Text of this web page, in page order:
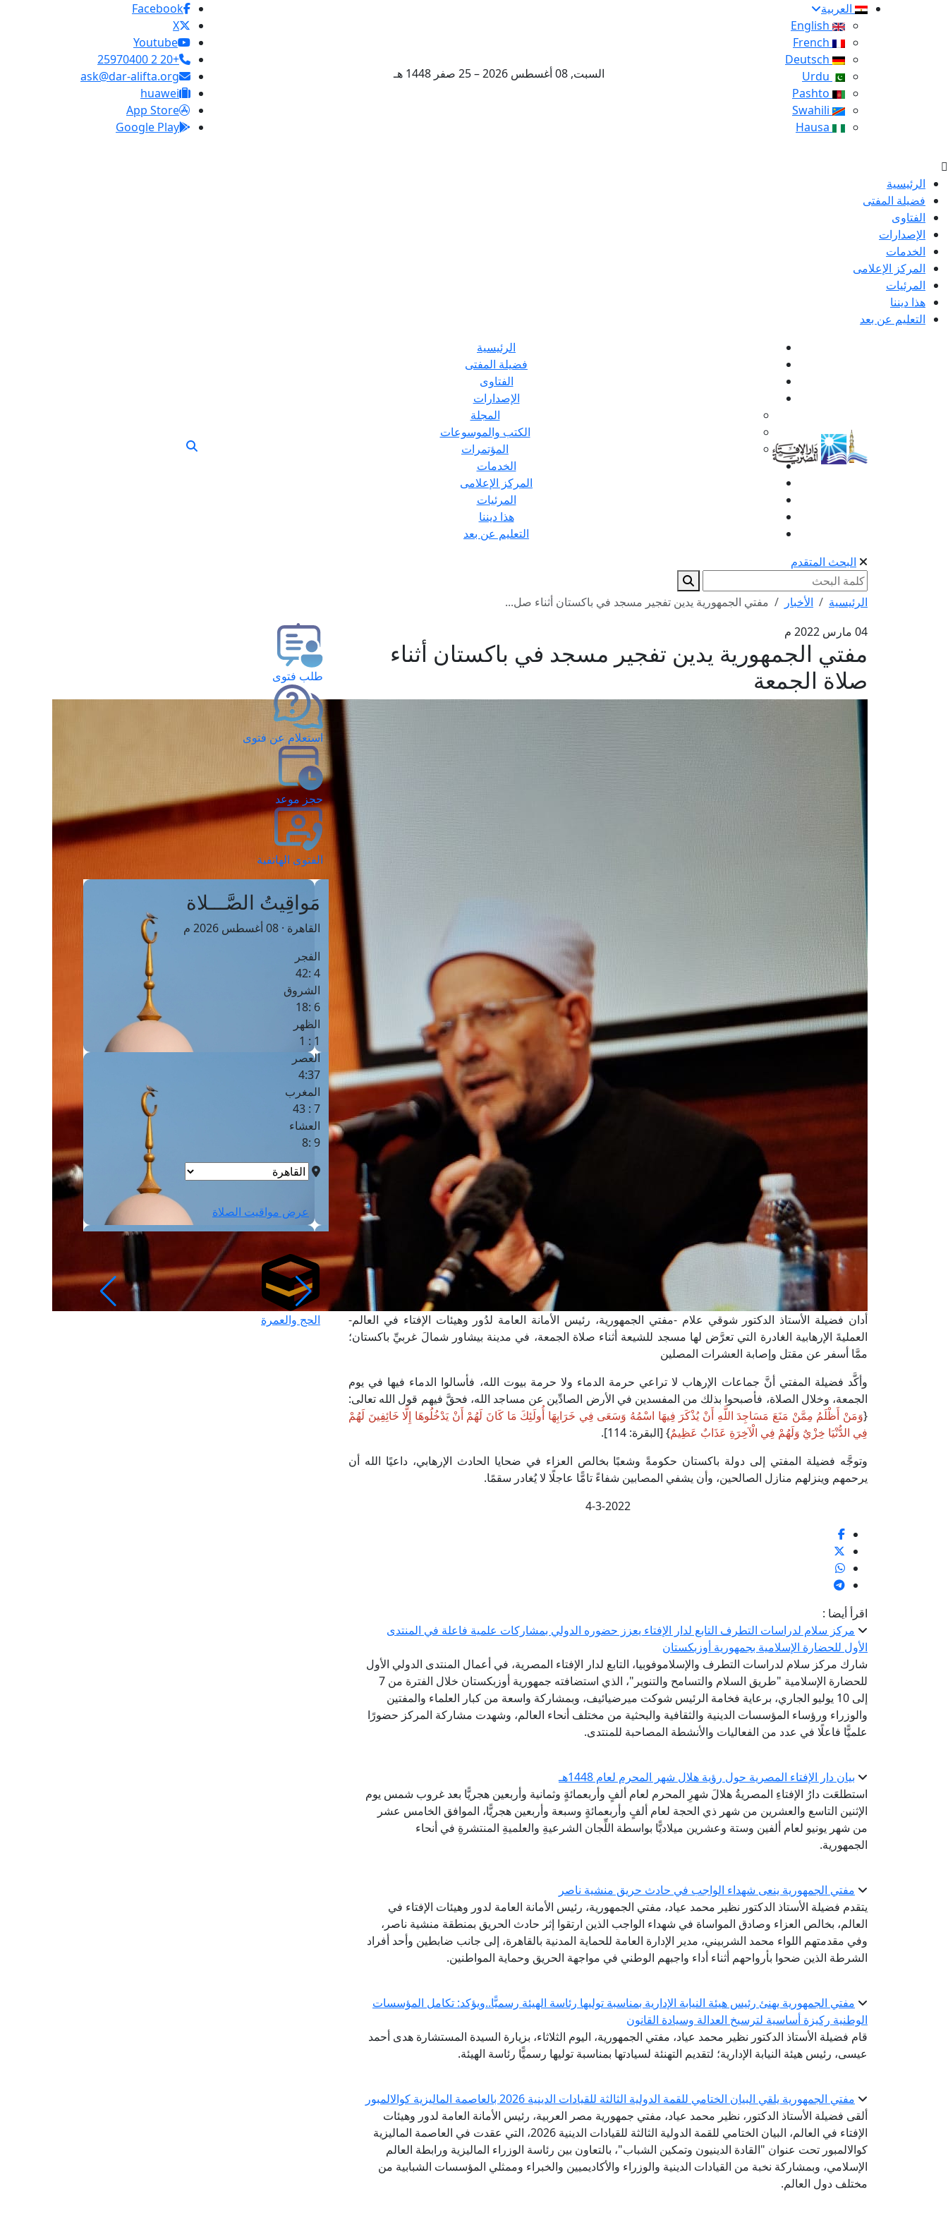
العربية
السبت, 08 أغسطس 2026 – 25 صفر 1448 هـ
Facebook
X
Youtube
+20 2 25970400
ask@dar-alifta.org
huawei
App Store
Google Play
الرئيسية
فضيلة المفتى
الفتاوى
الإصدارات
الخدمات
المركز الإعلامى
المرئيات
هذا ديننا
التعليم عن بعد
الرئيسية
فضيلة المفتى
الفتاوى
الإصدارات
المجلة
الكتب والموسوعات
المؤتمرات
الخدمات
المركز الإعلامى
المرئيات
هذا ديننا
التعليم عن بعد
البحث المتقدم
الرئيسية الأخبار
مفتي الجمهورية يدين تفجير مسجد في باكستان أثناء صل...
04 مارس 2022 م
مفتي الجمهورية يدين تفجير مسجد في باكستان أثناء
صلاة الجمعة
أدان فضيلة الأستاذ الدكتور شوقي علام -مفتي الجمهورية، رئيس الأمانة العامة لدُور وهيئات الإفتاء في العالم-
العمليةَ الإرهابية الغادرة التي تعرَّض لها مسجد للشيعة أثناء صلاة الجمعة، في مدينة بيشاور شمالَ غربيِّ باكستان؛
ممَّا أسفر عن مقتل وإصابة العشرات المصلين
وأكَّد فضيلة المفتي أنَّ جماعات الإرهاب لا تراعي حرمة الدماء ولا حرمة بيوت الله، فأسالوا الدماء فيها في يوم
الجمعة، وخلال الصلاة، فأصبحوا بذلك من المفسدين في الأرض الصادِّين عن مساجد الله، فحقَّ فيهم قول الله تعالى:
{وَمَنْ أَظْلَمُ مِمَّنْ مَنَعَ مَسَاجِدَ اللَّهِ أَنْ يُذْكَرَ فِيهَا اسْمُهُ وَسَعَى فِي خَرَابِهَا أُولَئِكَ مَا كَانَ لَهُمْ أَنْ يَدْخُلُوهَا إِلَّا خَائِفِينَ لَهُمْ
فِي الدُّنْيَا خِزْيٌ وَلَهُمْ فِي الْآخِرَةِ عَذَابٌ عَظِيمٌ} [البقرة: 114].
وتوجَّه فضيلة المفتي إلى دولة باكستان حكومةً وشعبًا بخالص العزاء في ضحايا الحادث الإرهابي، داعيًا الله أن
يرحمهم وينزلهم منازل الصالحين، وأن يشفي المصابين شفاءً تامًّا عاجلًا لا يُغادر سقمًا.
4-3-2022
اقرأ أيضا :
مركز سلام لدراسات التطرف التابع لدار الإفتاء يعزز حضوره الدولي بمشاركات علمية فاعلة في المنتدى
الأول للحضارة الإسلامية بجمهورية أوزبكستان
شارك مركز سلام لدراسات التطرف والإسلاموفوبيا، التابع لدار الإفتاء المصرية، في أعمال المنتدى الدولي الأول
للحضارة الإسلامية "طريق السلام والتسامح والتنوير"، الذي استضافته جمهورية أوزبكستان خلال الفترة من 7
إلى 10 يوليو الجاري، برعاية فخامة الرئيس شوكت ميرضيائيف، وبمشاركة واسعة من كبار العلماء والمفتين
والوزراء ورؤساء المؤسسات الدينية والثقافية والبحثية من مختلف أنحاء العالم، وشهدت مشاركة المركز حضورًا
علميًّا فاعلًا في عدد من الفعاليات والأنشطة المصاحبة للمنتدى.
بيان دار الإفتاء المصرية حول رؤية هلال شهر المحرم لعام 1448هـ
استطلعَت دارُ الإفتاءِ المصريةُ هلالَ شهرِ المحرم لعام ألفٍ وأربعمائةٍ وثمانية وأربعين هجريًّا بعد غروب شمس يوم
الإثنين التاسع والعشرين من شهر ذي الحجة لعام ألفٍ وأربعمائةٍ وسبعة وأربعين هجريًّا، الموافق الخامس عشر
من شهر يونيو لعام ألفين وستة وعشرين ميلاديًّا بواسطة اللِّجان الشرعيةِ والعلميةِ المنتشرةِ في أنحاء
الجمهورية.
مفتي الجمهورية ينعى شهداء الواجب في حادث حريق منشية ناصر
يتقدم فضيلة الأستاذ الدكتور نظير محمد عياد، مفتي الجمهورية، رئيس الأمانة العامة لدور وهيئات الإفتاء في
العالم، بخالص العزاء وصادق المواساة في شهداء الواجب الذين ارتقوا إثر حادث الحريق بمنطقة منشية ناصر،
وفي مقدمتهم اللواء محمد الشربيني، مدير الإدارة العامة للحماية المدنية بالقاهرة، إلى جانب ضابطين وأحد أفراد
الشرطة الذين ضحوا بأرواحهم أثناء أداء واجبهم الوطني في مواجهة الحريق وحماية المواطنين.
مفتي الجمهورية يهنئ رئيس هيئة النيابة الإدارية بمناسبة توليها رئاسة الهيئة رسميًّا..ويؤكد: تكامل المؤسسات
الوطنية ركيزة أساسية لترسيخ العدالة وسيادة القانون
قام فضيلة الأستاذ الدكتور نظير محمد عياد، مفتي الجمهورية، اليوم الثلاثاء، بزيارة السيدة المستشارة هدى أحمد
عيسى، رئيس هيئة النيابة الإدارية؛ لتقديم التهنئة لسيادتها بمناسبة توليها رسميًّا رئاسة الهيئة.
مفتي الجمهورية يلقي البيان الختامي للقمة الدولية الثالثة للقيادات الدينية 2026 بالعاصمة الماليزية كوالالمبور
ألقى فضيلة الأستاذ الدكتور، نظير محمد عياد، مفتي جمهورية مصر العربية، رئيس الأمانة العامة لدور وهيئات
الإفتاء في العالم، البيان الختامي للقمة الدولية الثالثة للقيادات الدينية 2026، التي عقدت في العاصمة الماليزية
كوالالمبور تحت عنوان "القادة الدينيون وتمكين الشباب"، بالتعاون بين رئاسة الوزراء الماليزية ورابطة العالم
الإسلامي، وبمشاركة نخبة من القيادات الدينية والوزراء والأكاديميين والخبراء وممثلي المؤسسات الشبابية من
مختلف دول العالم.
طلب فتوى
استعلام عن فتوى
حجز موعد
الفتوى الهاتفية
مَواقِيتُ الصَّـــلاة
القاهرة · 08 أغسطس 2026 م
الفجر
4 :42
الشروق
6 :18
الظهر
1 : 1
العصر
4:37
المغرب
7 : 43
العشاء
9 :8
عرض مواقيت الصلاة
الحج والعمرة